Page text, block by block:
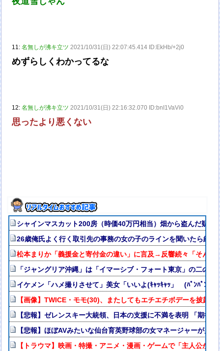
11:名無しが沸キ立ツ 2021/10/31(日) 22:07:45.414 ID:EkHb/+2j0
めずらしくわかってるな
12:名無しが沸キ立ツ 2021/10/31(日) 22:16:32.070 ID:bnI1VaVi0
思ったより悪くない
シャインマスカット200房（時価40万円相当）畑から盗んだ疑
26歳俺氏よく行く取引先の事務の女の子のラインを聞いたら結果
松本まりか「義援金と寄付金の違い」に言及→反響続々「そんな
「ジャングリア沖縄」は「イマーシブ・フォート東京」の二
イケメン「ハメ撮りさせて」美女「いいよ(ｷｬｯｷｬｯ」 (ﾊﾟﾝﾊﾟﾝ
【画像】TWICE・モモ(30)、またしてもエチエチボデーを披露
【悲報】ゼレンスキー大統領、日本の支援に不満を表明 「期待
【悲報】ほぼAVみたいな仙台育英野球部の女マネージャーが見
【トラウマ】映画・特撮・アニメ・漫画・ゲームで「主人公が